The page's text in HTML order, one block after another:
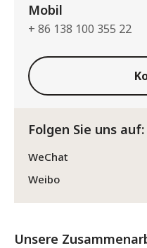
Mobil
+ 86 138 100 355 22
Folgen Sie uns auf:
WeChat
Weibo
Unsere